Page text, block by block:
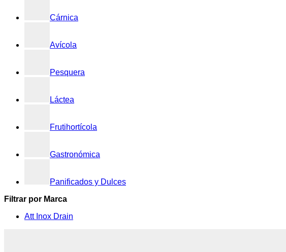
Cárnica
Avícola
Pesquera
Láctea
Frutihortícola
Gastronómica
Panificados y Dulces
Filtrar por Marca
Att Inox Drain